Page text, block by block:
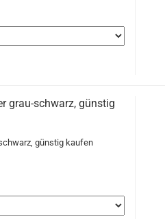
grau-schwarz, günstig
günstig kaufen